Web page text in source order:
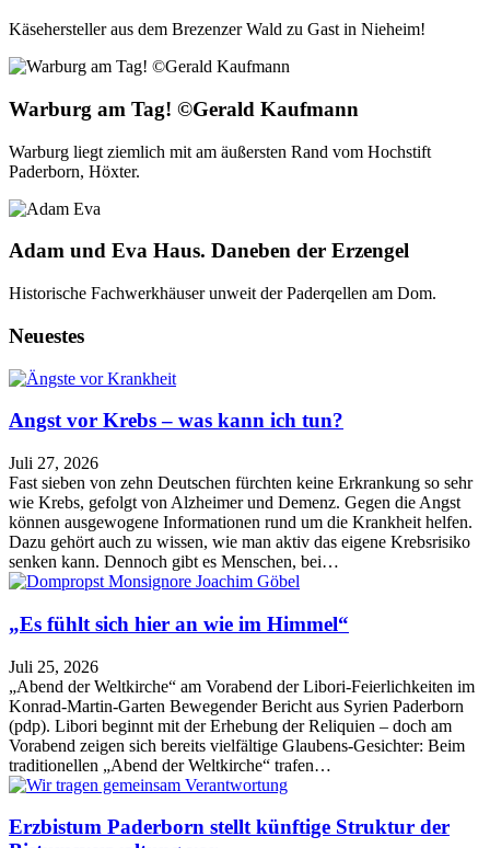
Käsehersteller aus dem Brezenzer Wald zu Gast in Nieheim!
Warburg am Tag! ©Gerald Kaufmann
Warburg liegt ziemlich mit am äußersten Rand vom Hochstift
Paderborn, Höxter.
Adam und Eva Haus. Daneben der Erzengel
Historische Fachwerkhäuser unweit der Paderqellen am Dom.
Neuestes
Angst vor Krebs – was kann ich tun?
Juli 27, 2026
Fast sieben von zehn Deutschen fürchten keine Erkrankung so sehr
wie Krebs, gefolgt von Alzheimer und Demenz. Gegen die Angst
können ausgewogene Informationen rund um die Krankheit helfen.
Dazu gehört auch zu wissen, wie man aktiv das eigene Krebsrisiko
senken kann. Dennoch gibt es Menschen, bei…
„Es fühlt sich hier an wie im Himmel“
Juli 25, 2026
„Abend der Weltkirche“ am Vorabend der Libori-Feierlichkeiten im
Konrad-Martin-Garten Bewegender Bericht aus Syrien Paderborn
(pdp). Libori beginnt mit der Erhebung der Reliquien – doch am
Vorabend zeigen sich bereits vielfältige Glaubens-Gesichter: Beim
traditionellen „Abend der Weltkirche“ trafen…
Erzbistum Paderborn stellt künftige Struktur der